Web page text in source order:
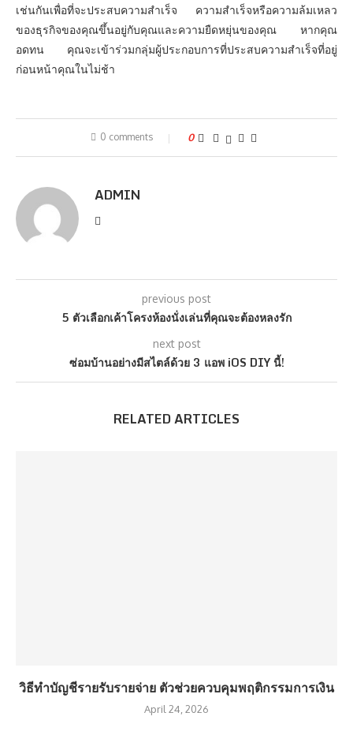
เช่นกันเพื่อที่จะประสบความสำเร็จ ความสำเร็จหรือความล้มเหลว
ของธุรกิจของคุณขึ้นอยู่กับคุณและความยืดหยุ่นของคุณ หากคุณ
อดทน คุณจะเข้าร่วมกลุ่มผู้ประกอบการที่ประสบความสำเร็จที่อยู่
ก่อนหน้าคุณในไม่ช้า
0 comments 0
ADMIN
previous post
5 ตัวเลือกเค้าโครงห้องนั่งเล่นที่คุณจะต้องหลงรัก
next post
ซ่อมบ้านอย่างมีสไตล์ด้วย 3 แอพ iOS DIY นี้!
RELATED ARTICLES
วิธีทำบัญชีรายรับรายจ่าย ตัวช่วยควบคุมพฤติกรรมการเงิน
April 24, 2026